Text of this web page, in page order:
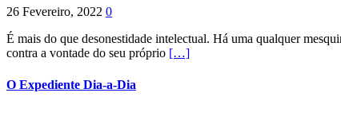
26 Fevereiro, 2022 0
É mais do que desonestidade intelectual. Há uma qualquer
contra a vontade do seu próprio […]
O Expediente Dia-a-Dia